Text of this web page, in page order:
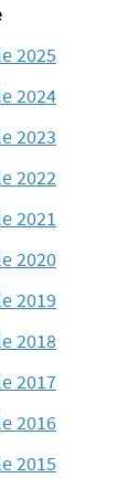
2025
2024
2023
2022
2021
2020
2019
2018
2017
2016
2015